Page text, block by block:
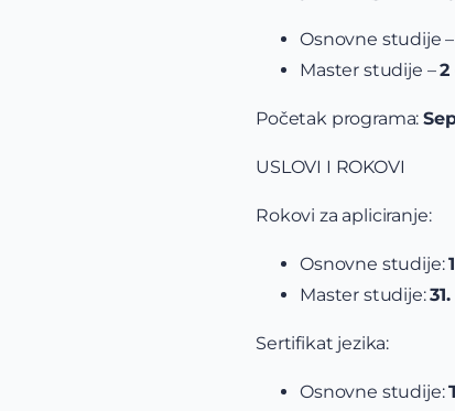
Osnovne studije –
Master studije –2
Početak programa:
USLOVI I ROKOVI
Rokovi za apliciranje:
Osnovne studije:
Master studije:
Sertifikat jezika:
Osnovne studije: